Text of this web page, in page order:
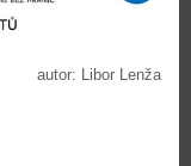
autor: Libor Lenža